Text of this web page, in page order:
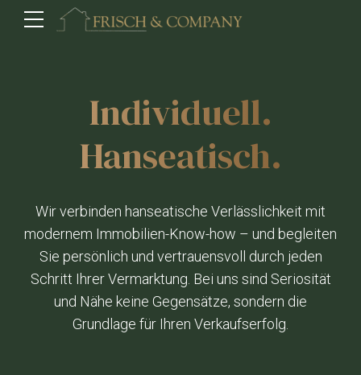
Individuell.
Hanseatisch.
Wir verbinden hanseatische Verlässlichkeit mit
modernem Immobilien-Know-how – und begleiten
Sie persönlich und vertrauensvoll durch jeden
Schritt Ihrer Vermarktung. Bei uns sind Seriosität
und Nähe keine Gegensätze, sondern die
Grundlage für Ihren Verkaufserfolg.